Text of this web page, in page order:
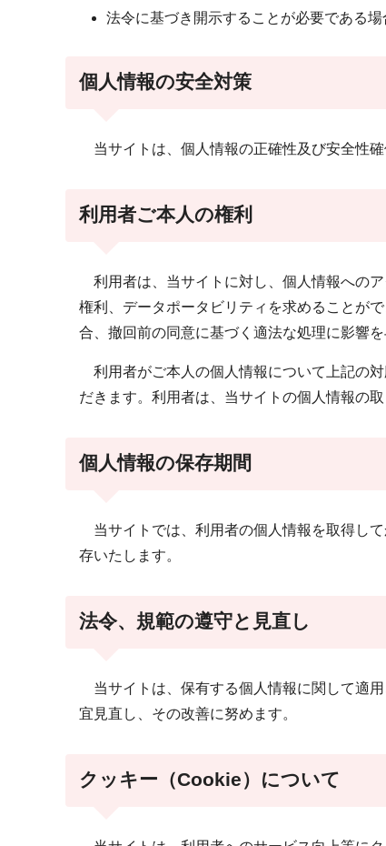
法令に基づき開示することが必要である場
個人情報の安全対策
当サイトは、個人情報の正確性及び安全性
利用者ご本人の権利
利用者は、当サイトに対し、個人情報への
権利、データポータビリティを求めることが
合、撤回前の同意に基づく適法な処理に影響
利用者がご本人の個人情報について上記の
だきます。利用者は、当サイトの個人情報の
個人情報の保存期間
当サイトでは、利用者の個人情報を取得し
存いたします。
法令、規範の遵守と見直し
当サイトは、保有する個人情報に関して適
宜見直し、その改善に努めます。
クッキー（Cookie）について